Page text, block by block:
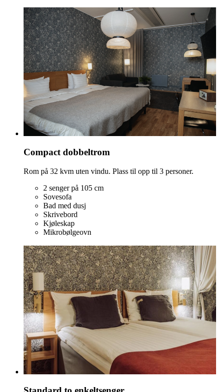
Compact dobbeltrom
Rom på 32 kvm uten vindu. Plass til opp til 3 personer.
2 senger på 105 cm
Sovesofa
Bad med dusj
Skrivebord
Kjøleskap
Mikrobølgeovn